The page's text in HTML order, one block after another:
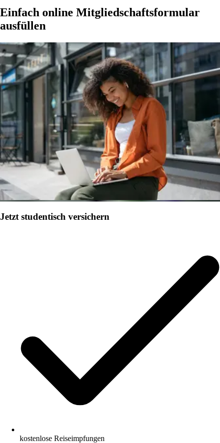
Einfach online Mitgliedschaftsformular
ausfüllen
Jetzt studentisch versichern
kostenlose Reiseimpfungen